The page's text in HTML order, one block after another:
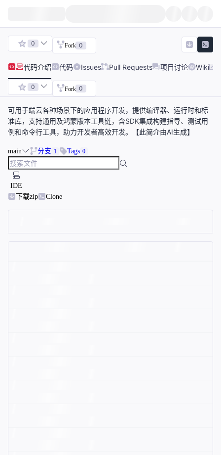
0 Fork 0
代码介绍 代码 Issues Pull Requests 项目讨论 Wiki
0 Fork 0
可用于端云各种场景下的应用程序开发，提供编译器、运行时和标
准库，支持通用及鸿蒙版本工具链，含SDK集成构建指导、测试用
例和命令行工具，助力开发者高效开发。【此简介由AI生成】
main 分支 1 Tags 0
IDE
下载zip
Clone